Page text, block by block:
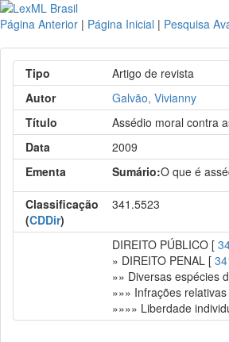
Página Anterior | Página Inicial | Pesquisa
Tipo
Artigo de revista
Autor
Galvão, Vivianny
Título
Assédio moral contra
Data
2009
Ementa
Sumário:O que é
Classificação
(CDDir)
341.5523
DIREITO PÚBLICO [
» DIREITO PENAL [
»» Diversas espécies
»»» Infrações
»»»» Liberdade